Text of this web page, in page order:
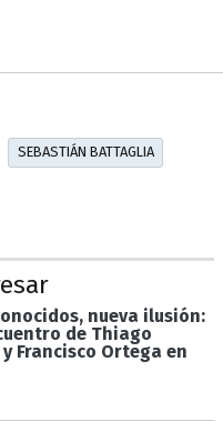
SEBASTIÁN BATTAGLIA
nueva ilusión:
de Thiago
Francisco Ortega en